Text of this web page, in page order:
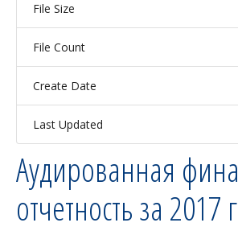
File Size
File Count
Create Date
Last Updated
Аудированная
отчетность за 2017